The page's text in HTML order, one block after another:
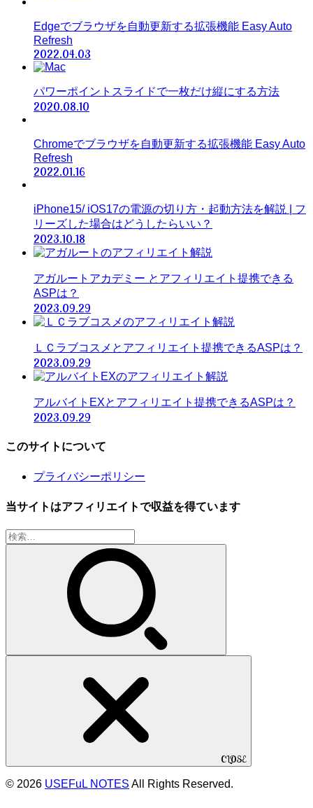
Edgeでブラウザを自動更新する拡張機能 Easy Auto
Refresh
2022.04.03
パワーポイントスライドで一枚だけ縦にする方法
2020.08.10
Chromeでブラウザを自動更新する拡張機能 Easy Auto
Refresh
2022.01.16
iPhone15/ iOS17の電源の切り方・起動方法を解説 | フ
リーズした場合はどうしたらいい？
2023.10.18
アガルートアカデミー とアフィリエイト提携できる
ASPは？
2023.09.29
ＬＣラブコスメとアフィリエイト提携できるASPは？
2023.09.29
アルバイトEXとアフィリエイト提携できるASPは？
2023.09.29
このサイトについて
プライバシーポリシー
当サイトはアフィリエイトで収益を得ています
検
索:
CLOSE
© 2026 USEFuL NOTES All Rights Reserved.